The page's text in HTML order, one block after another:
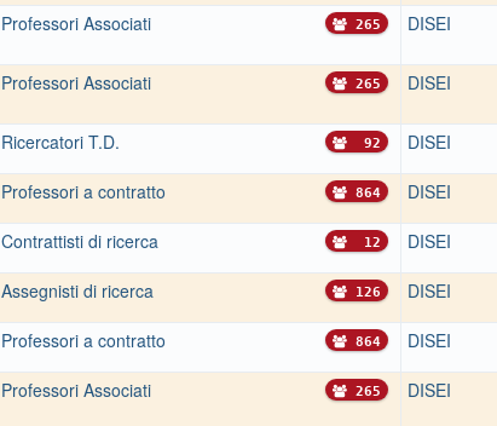
Professori Associati 265 DISEI
Professori Associati 265 DISEI
Ricercatori T.D. 92 DISEI
Professori a contratto 864 DISEI
Contrattisti di ricerca 12 DISEI
Assegnisti di ricerca 126 DISEI
Professori a contratto 864 DISEI
Professori Associati 265 DISEI